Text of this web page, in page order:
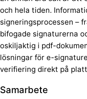
och hela tiden.
signeringsprocessen –
bifogade signaturerna
oskiljaktig i pdf-
lösningar för e-
verifiering direkt på
Samarbete